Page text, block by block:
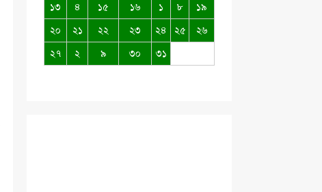
১৩
৪ ১৫ ১৬ ১ ৮
১৯
২০
২১ ২২ ২৩ ২৪ ২৫
২৬
২৭
২ ৯ ৩০ ৩১